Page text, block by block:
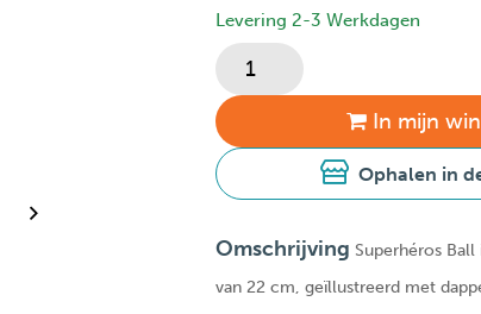
Levering 2-3 Werkdagen
In mijn
Ophalen in
Omschrijving Superhéros
van 22 cm, geïllustreerd met